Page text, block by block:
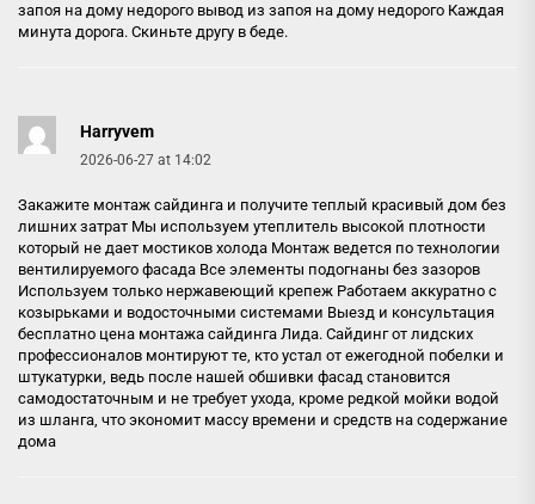
запоя на дому недорого вывод из запоя на дому недорого Каждая
минута дорога. Скиньте другу в беде.
Harryvem
2026-06-27 at 14:02
Закажите монтаж сайдинга и получите теплый красивый дом без
лишних затрат Мы используем утеплитель высокой плотности
который не дает мостиков холода Монтаж ведется по технологии
вентилируемого фасада Все элементы подогнаны без зазоров
Используем только нержавеющий крепеж Работаем аккуратно с
козырьками и водосточными системами Выезд и консультация
бесплатно цена монтажа сайдинга Лида. Сайдинг от лидских
профессионалов монтируют те, кто устал от ежегодной побелки и
штукатурки, ведь после нашей обшивки фасад становится
самодостаточным и не требует ухода, кроме редкой мойки водой
из шланга, что экономит массу времени и средств на содержание
дома